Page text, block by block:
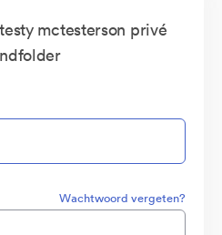
mctesterson privé
Wachtwoord vergeten?